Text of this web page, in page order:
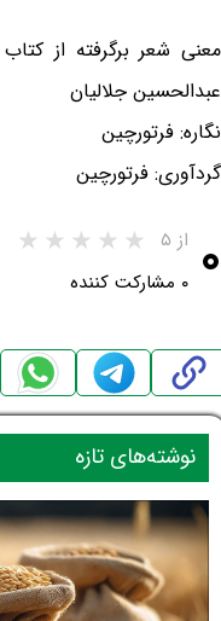
معنی شعر برگرفته از
عبدالحسین جلالیان
نگاره: فرتورچین
گردآوری: فرتورچین
۰ از ۵
۰ مشارکت کننده
نوشته‌های تازه